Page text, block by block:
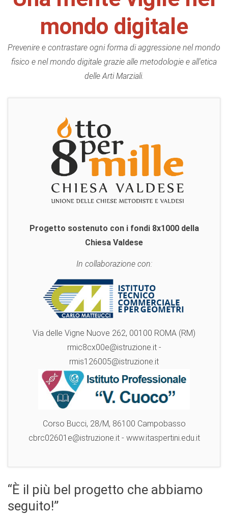
mondo digitale
Prevenire e contrastare ogni forma di aggressione nel mondo
fisico e nel mondo digitale grazie alle metodologie e all'etica
delle Arti Marziali.
Progetto sostenuto con i fondi 8x1000 della
Chiesa Valdese
In collaborazione con:
Via delle Vigne Nuove 262, 00100 ROMA (RM)
rmic8cx00e@istruzione.it -
rmis126005@istruzione.it
Corso Bucci, 28/M, 86100 Campobasso
cbrc02601e@istruzione.it - www.itaspertini.edu.it
“È il più bel progetto che abbiamo
seguito!”